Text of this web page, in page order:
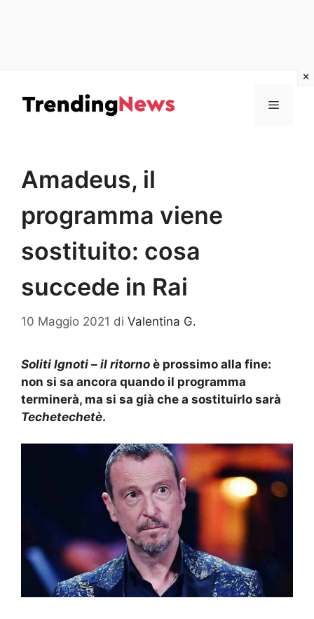
contenuto
Menu
Amadeus, il
programma viene
sostituito: cosa
succede in Rai
10 Maggio 2021 di Valentina G.
Soliti Ignoti – il ritorno è prossimo alla fine:
non si sa ancora quando il programma
terminerà, ma si sa già che a sostituirlo sarà
Techetechetè.